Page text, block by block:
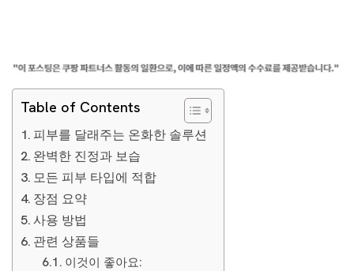
Table of Contents
피부를 달래주는 온화한 솔루션
완벽한 진정과 보습
모든 피부 타입에 적합
장점 요약
사용 방법
관련 상품들
이것이 좋아요: